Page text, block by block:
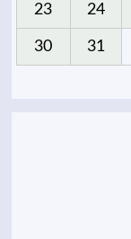
23 24
30 31